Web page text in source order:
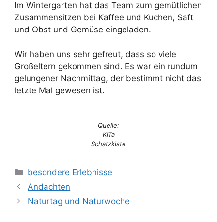
Im Wintergarten hat das Team zum gemütlichen
Zusammensitzen bei Kaffee und Kuchen, Saft
und Obst und Gemüse eingeladen.
Wir haben uns sehr gefreut, dass so viele
Großeltern gekommen sind. Es war ein rundum
gelungener Nachmittag, der bestimmt nicht das
letzte Mal gewesen ist.
Quelle:
KiTa
Schatzkiste
Kategorien
besondere Erlebnisse
Andachten
Naturtag und Naturwoche